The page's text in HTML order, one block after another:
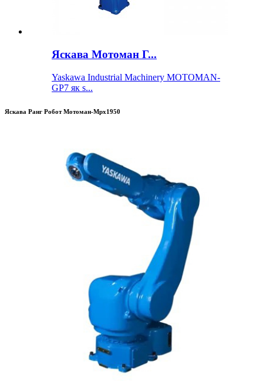
Яскава Мотоман Г...
Yaskawa Industrial Machinery MOTOMAN-
GP7 як s...
Яскава Ранг Робот Мотоман-Mpx1950